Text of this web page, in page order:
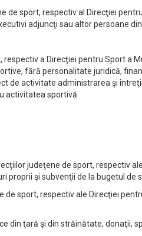
sport, respectiv al Direcţiei
adjuncţi sau altor persoane
a Direcţiei pentru Sport a
fără personalitate juridică,
de activitate administrarea şi
activitatea sportivă.
judeţene de sport, respectiv
proprii şi subvenţii de la bugetul de
sport, respectiv ale Direcţiei
ţară şi din străinătate, donaţii,